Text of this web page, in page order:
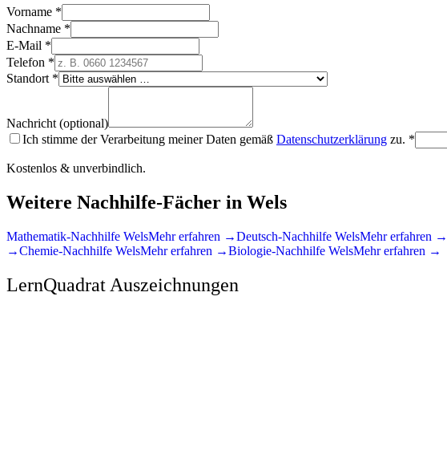
Vorname *
Nachname *
E-Mail *
Telefon *
Standort *
Nachricht (optional)
Ich stimme der Verarbeitung meiner Daten gemäß Datenschutzerklärung zu. *
Kostenlos & unverbindlich.
Weitere Nachhilfe-Fächer in Wels
Mathematik-Nachhilfe WelsMehr erfahren →Deutsch-Nachhilfe WelsMehr erfahren →
→Chemie-Nachhilfe WelsMehr erfahren →Biologie-Nachhilfe WelsMehr erfahren →
LernQuadrat Auszeichnungen